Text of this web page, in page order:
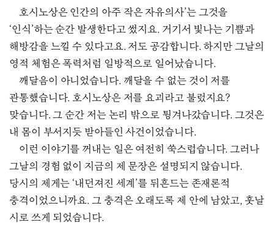
호시노상은 인간의 아주 작은 자유의사’는 그것을
‘인식’하는 순간 발생한다고 썼지요. 거기서 빛나는 기쁨과
해방감을 느낄 수 있다고요. 저도 공감합니다. 하지만 그날의
영적 체험은 폭력처럼 일방적으로 일어났습니다.
깨달음이 아니었습니다. 깨달을 수 없는 것이 저를
관통했습니다. 호시노상은 저를 요괴라고 불렀지요?
맞습니다. 그 순간 저는 논리 밖으로 튕겨나갔습니다. 그것은
내 몸이 부서지듯 받아들인 사건이었습니다.
이런 이야기를 꺼내는 일은 여전히 쑥스럽습니다. 그러나
그날의 경험 없이 지금의 제 문장은 설명되지 않습니다.
당시의 제게는 ‘내던져진 세계’를 뒤흔드는 존재론적
충격이었으니까요. 그 충격은 오래도록 제 안에 남았고, 훗날
시로 쓰게 되었습니다.